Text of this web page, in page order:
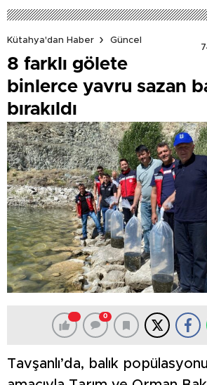
Kütahya'dan Haber
Güncel
8 farklı gölete
binlerce yavru sazan
bırakıldı
0
Tavşanlı’da, balık